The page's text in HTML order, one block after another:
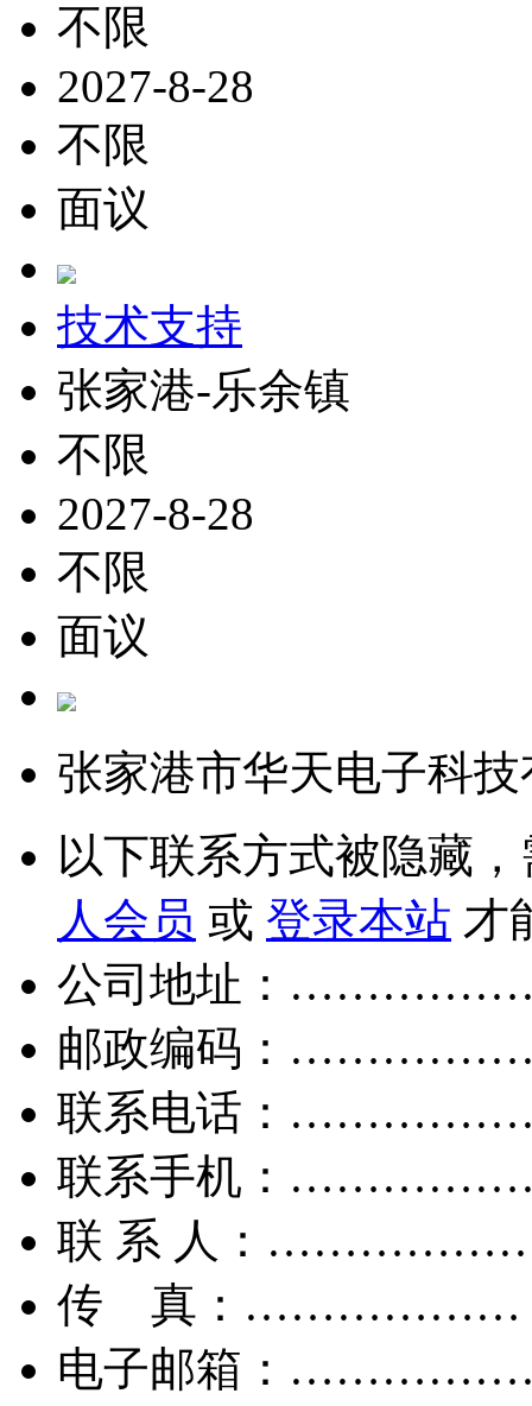
不限
2027-8-28
不限
面议
技术支持
张家港-乐余镇
不限
2027-8-28
不限
面议
张家港市华天电子科
以下联系方式被隐藏
人会员 或 登录本站 才
公司地址：
邮政编码：
联系电话：
联系手机：
联 系 人：
传 真：………………
电子邮箱：